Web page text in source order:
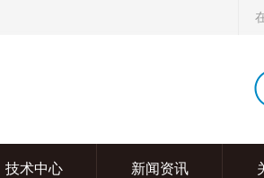
技术中心 新闻资讯